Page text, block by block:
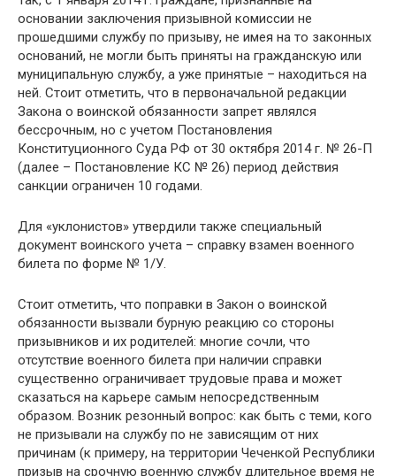
основании заключения призывной комиссии не
прошедшими службу по призыву, не имея на то законных
оснований, не могли быть приняты на гражданскую или
муниципальную службу, а уже принятые – находиться на
ней. Стоит отметить, что в первоначальной редакции
Закона о воинской обязанности запрет являлся
бессрочным, но с учетом Постановления
Конституционного Суда РФ от 30 октября 2014 г. № 26-П
(далее – Постановление КС № 26) период действия
санкции ограничен 10 годами.
Для «уклонистов» утвердили также специальный
документ воинского учета – справку взамен военного
билета по форме № 1/У.
Стоит отметить, что поправки в Закон о воинской
обязанности вызвали бурную реакцию со стороны
призывников и их родителей: многие сочли, что
отсутствие военного билета при наличии справки
существенно ограничивает трудовые права и может
сказаться на карьере самым непосредственным
образом. Возник резонный вопрос: как быть с теми, кого
не призывали на службу по не зависящим от них
причинам (к примеру, на территории Чеченкой Республики
призыв на срочную военную службу длительное время не